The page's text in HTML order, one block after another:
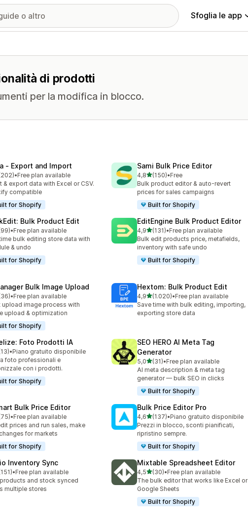
Sfoglia le app
di prodotti
per la modifica in blocco.
‑ Export and Import
su 5
totali
•Free plan available
& export data with Excel or CSV.
compatible
for Shopify
Sami Bulk Price Editor
4,8stelle su 5
(150)
150 recensioni totali
•Free
Bulk product editor & auto-revert
prices for sales campaigns
Built for Shopify
Bulk Product Edit
su 5
totali
•Free plan available
bulk editing store data with
& undo
for Shopify
EditEngine Bulk Product Editor
4,9stelle su 5
(131)
131 recensioni totali
•Free plan available
Bulk edit products price, metafields,
inventory with safe undo
Built for Shopify
Bulk Image Upload
su 5
totali
•Free plan available
upload image process with
upload & optimization
for Shopify
Hextom: Bulk Product Edit
4,9stelle su 5
(1.020)
1020 recensioni totali
•Free plan available
Save time with bulk editing, importing,
exporting store data
Foto Prodotti IA
su 5
totali
•Piano gratuito disponibile
foto professionali e
con i prodotti.
for Shopify
SEO HERO AI Meta Tag
Generator
5,0stelle su 5
(31)
31 recensioni totali
•Free plan available
AI meta description & meta tag
generator — bulk SEO in clicks
Built for Shopify
Bulk Price Editor
su 5
totali
•Free plan available
prices and run sales, make
for markets
for Shopify
Bulk Price Editor Pro
4,6stelle su 5
(137)
137 recensioni totali
•Piano gratuito disponibile
Prezzi in blocco, sconti pianificati,
ripristino sempre.
Built for Shopify
Inventory Sync
su 5
totali
•Free plan available
and stock synced
multiple stores
Mixtable Spreadsheet Editor
4,5stelle su 5
(30)
30 recensioni totali
•Free plan available
The bulk editor that works like Excel or
Google Sheets
Built for Shopify